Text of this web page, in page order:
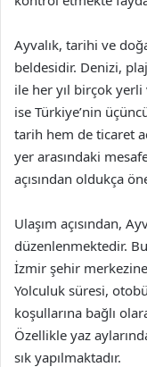
Ayvalık, tarihi ve
beldesidir. Denizi,
ile her yıl birçok yerli
ise Türkiye’nin
tarih hem de ticaret
yer arasındaki
açısından oldukça
Ulaşım açısından,
düzenlenmektedir.
İzmir şehir
Yolculuk süresi,
koşullarına bağlı
Özellikle yaz
sık yapılmaktadır.